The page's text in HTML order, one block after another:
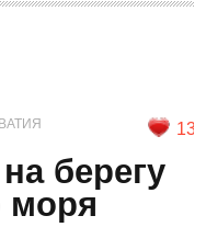
13
берегу
моря